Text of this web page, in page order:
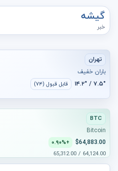
گیشه
خبر
تهران
باران خفیف
۷.۵° / ۱۴.۲° قابل قبول (۷۴)
BTC
Bitcoin
$64,883.00
+۰.۹۰%
64,124.00 / 65,312.00